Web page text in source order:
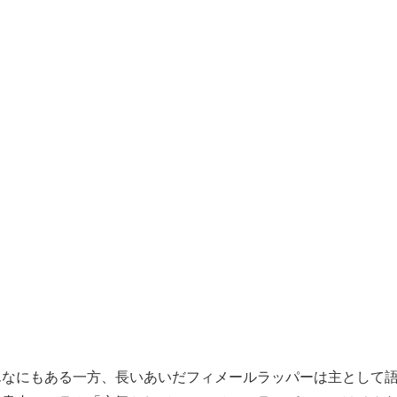
にもある一方、長いあいだフィメールラッパーは主として